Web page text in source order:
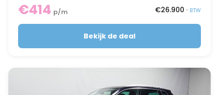
€414 p/m €26.900 • BTW
Bekijk de deal